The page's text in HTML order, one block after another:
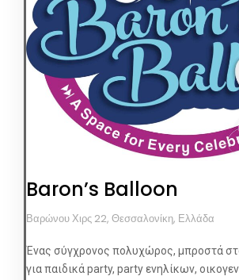
Baron’s Balloon
Βαρώνου Χιρς 22, Θεσσαλονίκη, Ελλάδα
Ένας σύγχρονος πολυχώρος, μπροστά
για παιδικά party, party ενηλίκων,